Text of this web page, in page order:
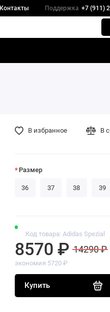
Контакты Поддержка +7 (911)
Код товара: Adidas Spezial
8570 ₽ 14290 ₽
экономия 5720 ₽
Купить
В избранное В
Размер
36 37 38 39